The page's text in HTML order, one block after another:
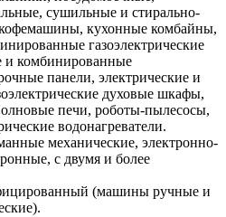
сушильные и стирально-
кухонные комбайны,
газоэлектрические
и комбинированные
панели, электрические и
духовые шкафы,
печи, роботы-пылесосы,
водонагреватели.
механические, электронно-
с двумя и более
(машины ручные и